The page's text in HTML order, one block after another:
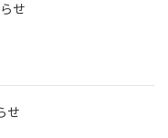
せ
せ